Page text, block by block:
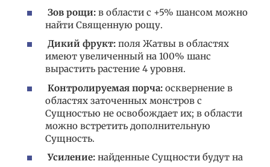
Зов рощи: в области с +5% шансом можно
найти Священную рощу.
Дикий фрукт: поля Жатвы в областях
имеют увеличенный на 100% шанс
вырастить растение 4 уровня.
Контролируемая порча: осквернение в
областях заточенных монстров с
Сущностью не освобождает их; в области
можно встретить дополнительную
Сущность.
Усиление: найденные Сущности будут на